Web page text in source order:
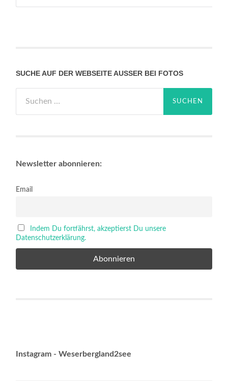
SUCHE AUF DER WEBSEITE AUSSER BEI FOTOS
nach:
Newsletter abonnieren:
Email
Indem Du fortfährst, akzeptierst Du unsere
Datenschutzerklärung.
Instagram - Weserbergland2see